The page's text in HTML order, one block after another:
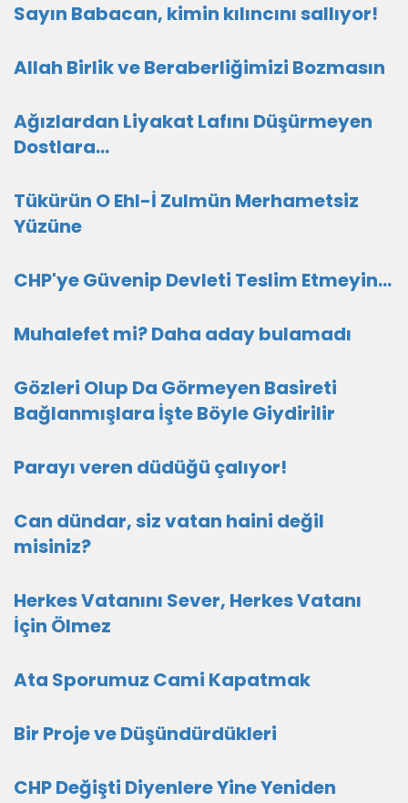
Sayın Babacan, kimin kılıncını sallıyor!
Allah Birlik ve Beraberliğimizi Bozmasın
Ağızlardan Liyakat Lafını Düşürmeyen
Dostlara...
Tükürün O Ehl-İ Zulmün Merhametsiz
Yüzüne
CHP'ye Güvenip Devleti Teslim Etmeyin…
Muhalefet mi? Daha aday bulamadı
Gözleri Olup Da Görmeyen Basireti
Bağlanmışlara İşte Böyle Giydirilir
Parayı veren düdüğü çalıyor!
Can dündar, siz vatan haini değil
misiniz?
Herkes Vatanını Sever, Herkes Vatanı
İçin Ölmez
Ata Sporumuz Cami Kapatmak
Bir Proje ve Düşündürdükleri
CHP Değişti Diyenlere Yine Yeniden